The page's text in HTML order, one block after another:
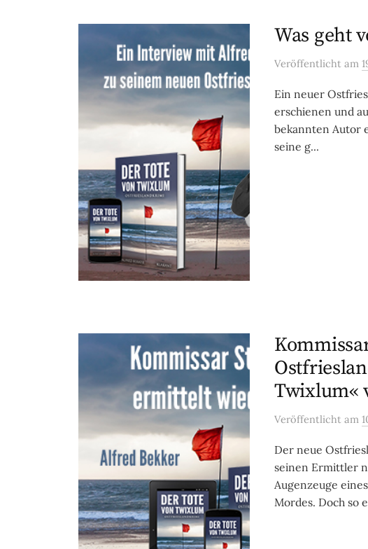
Was geht
Veröffentlicht am
Ein neuer
erschienen und
bekannten Autor
seine g...
Twixlum«
Veröffentlicht am
Der neue
seinen Ermittler
Augenzeuge
Mordes. Doch so